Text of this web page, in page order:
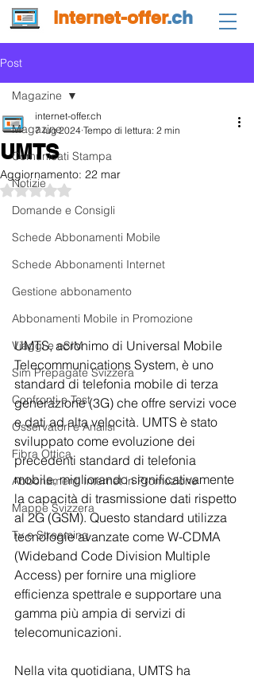
internet-offer.ch
Post
Magazine
Comunicati Stampa
Notizie
Domande e Consigli
Schede Abbonamenti Mobile
Schede Abbonamenti Internet
Gestione abbonamento
Abbonamenti Mobile in Promozione
Viaggi e eSIM
Sim Prepagate Svizzera
Confronti e Test
Osservatori e Analisi
Fibra Ottica
Abbonamenti Internet in Promozione
Mappe Svizzera
Tv e Streaming
Magazine
UMTS
internet-offer.ch
7 lug 2024 Tempo di lettura: 2 min
Aggiornamento: 22 mar
Valutazione NaN stelle su 5.
UMTS, acronimo di Universal Mobile
Telecommunications System, è uno
standard di telefonia mobile di terza
generazione (3G) che offre servizi voce
e dati ad alta velocità. UMTS è stato
sviluppato come evoluzione dei
precedenti standard di telefonia
mobile, migliorando significativamente
la capacità di trasmissione dati rispetto
al 2G (GSM). Questo standard utilizza
tecnologie avanzate come W-CDMA
(Wideband Code Division Multiple
Access) per fornire una migliore
efficienza spettrale e supportare una
gamma più ampia di servizi di
telecomunicazioni.
Nella vita quotidiana, UMTS ha